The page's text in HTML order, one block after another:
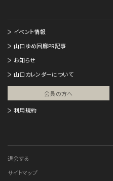
イベント情報
山口ゆめ回廊PR記事
お知らせ
山口カレンダーについて
会員の方へ
利用規約
退会する
サイトマップ